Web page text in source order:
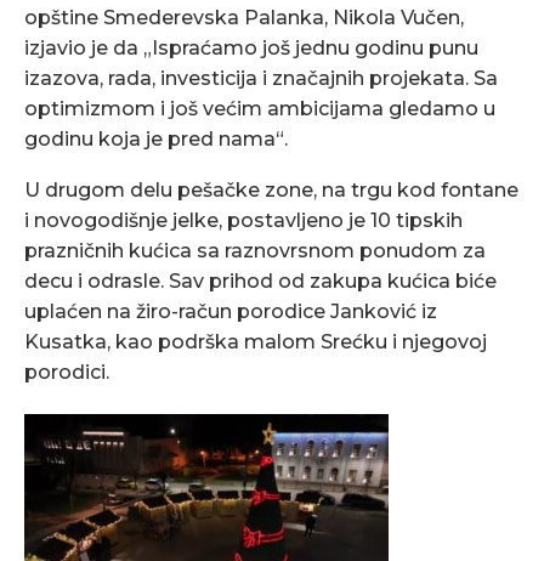
opštine Smederevska Palanka, Nikola Vučen,
izjavio je da „Ispraćamo još jednu godinu punu
izazova, rada, investicija i značajnih projekata. Sa
optimizmom i još većim ambicijama gledamo u
godinu koja je pred nama“.
U drugom delu pešačke zone, na trgu kod fontane
i novogodišnje jelke, postavljeno je 10 tipskih
prazničnih kućica sa raznovrsnom ponudom za
decu i odrasle. Sav prihod od zakupa kućica biće
uplaćen na žiro-račun porodice Janković iz
Kusatka, kao podrška malom Srećku i njegovoj
porodici.